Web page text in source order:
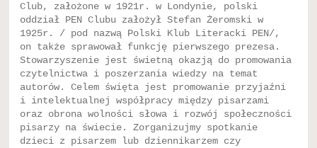
Club, założone w 1921r. w Londynie, polski
oddział PEN Clubu założył Stefan Żeromski w
1925r. / pod nazwą Polski Klub Literacki PEN/,
on także sprawował funkcję pierwszego prezesa.
Stowarzyszenie jest świetną okazją do promowania
czytelnictwa i poszerzania wiedzy na temat
autorów. Celem święta jest promowanie przyjaźni
i intelektualnej współpracy między pisarzami
oraz obrona wolności słowa i rozwój społeczności
pisarzy na świecie. Zorganizujmy spotkanie
dzieci z pisarzem lub dziennikarzem czy